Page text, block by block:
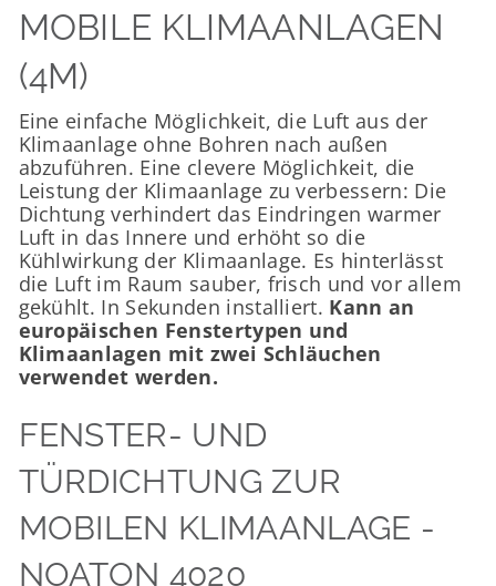
MOBILE KLIMAANLAGEN
(4M)
Eine einfache Möglichkeit, die Luft aus der
Klimaanlage ohne Bohren nach außen
abzuführen. Eine clevere Möglichkeit, die
Leistung der Klimaanlage zu verbessern: Die
Dichtung verhindert das Eindringen warmer
Luft in das Innere und erhöht so die
Kühlwirkung der Klimaanlage. Es hinterlässt
die Luft im Raum sauber, frisch und vor allem
gekühlt. In Sekunden installiert. Kann an
europäischen Fenstertypen und
Klimaanlagen mit zwei Schläuchen
verwendet werden.
FENSTER- UND
TÜRDICHTUNG ZUR
MOBILEN KLIMAANLAGE -
NOATON 4020